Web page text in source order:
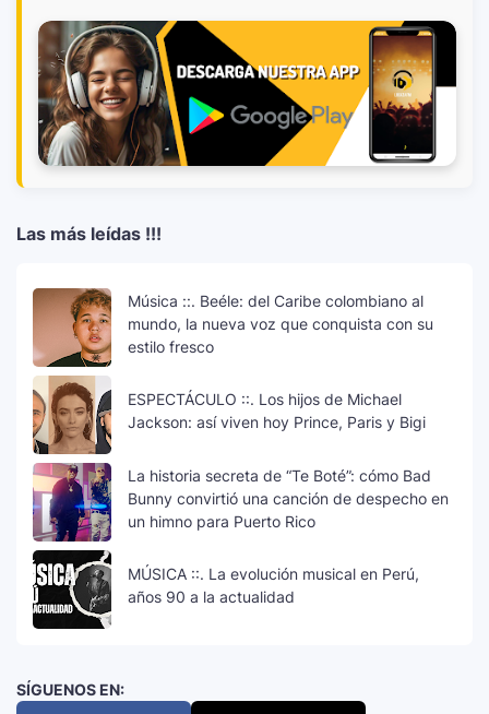
Las más leídas !!!
Música ::. Beéle: del Caribe colombiano al
mundo, la nueva voz que conquista con su
estilo fresco
ESPECTÁCULO ::. Los hijos de Michael
Jackson: así viven hoy Prince, Paris y Bigi
La historia secreta de “Te Boté”: cómo Bad
Bunny convirtió una canción de despecho en
un himno para Puerto Rico
MÚSICA ::. La evolución musical en Perú,
años 90 a la actualidad
SÍGUENOS EN: